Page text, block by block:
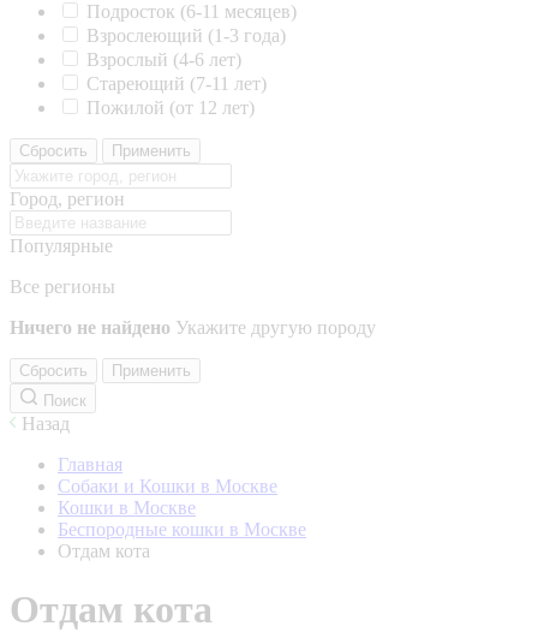
Подросток (6-11 месяцев)
Взрослеющий (1-3 года)
Взрослый (4-6 лет)
Стареющий (7-11 лет)
Пожилой (от 12 лет)
Сбросить Применить
Город, регион
Популярные
Все регионы
Ничего не найдено Укажите другую породу
Сбросить
Применить
Поиск
Назад
Главная
Собаки и Кошки в Москве
Кошки в Москве
Беспородные кошки в Москве
Отдам кота
Отдам кота